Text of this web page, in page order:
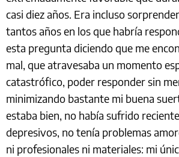
casi diez años. Era incluso
tantos años en los que habría
esta pregunta diciendo que me
mal, que atravesaba un momento
catastrófico, poder responder sin
minimizando bastante mi buena
estaba bien, no había sufrido
depresivos, no tenía problemas
ni profesionales ni materiales: mi